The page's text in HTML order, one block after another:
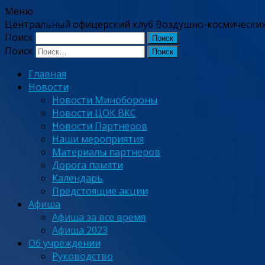
Меню
Центральный офицерский клуб Воздушно-
Поиск
Поиск
Главная
Новости
Новости Минобороны
Новости ЦОК ВКС
Новости Партнеров
Наши мероприятия
Материалы партнеров
Дорога памяти
Календарь
Предстоящие акции
Афиша
Афиша за все время
Афиша 2023
Об учреждении
Руководство